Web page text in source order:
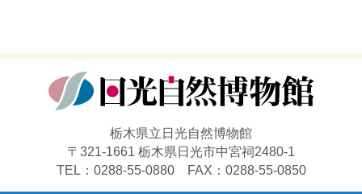
栃木県立日光自然博物館
〒321-1661 栃木県日光市中宮祠2480-1
TEL：0288-55-0880 FAX：0288-55-0850